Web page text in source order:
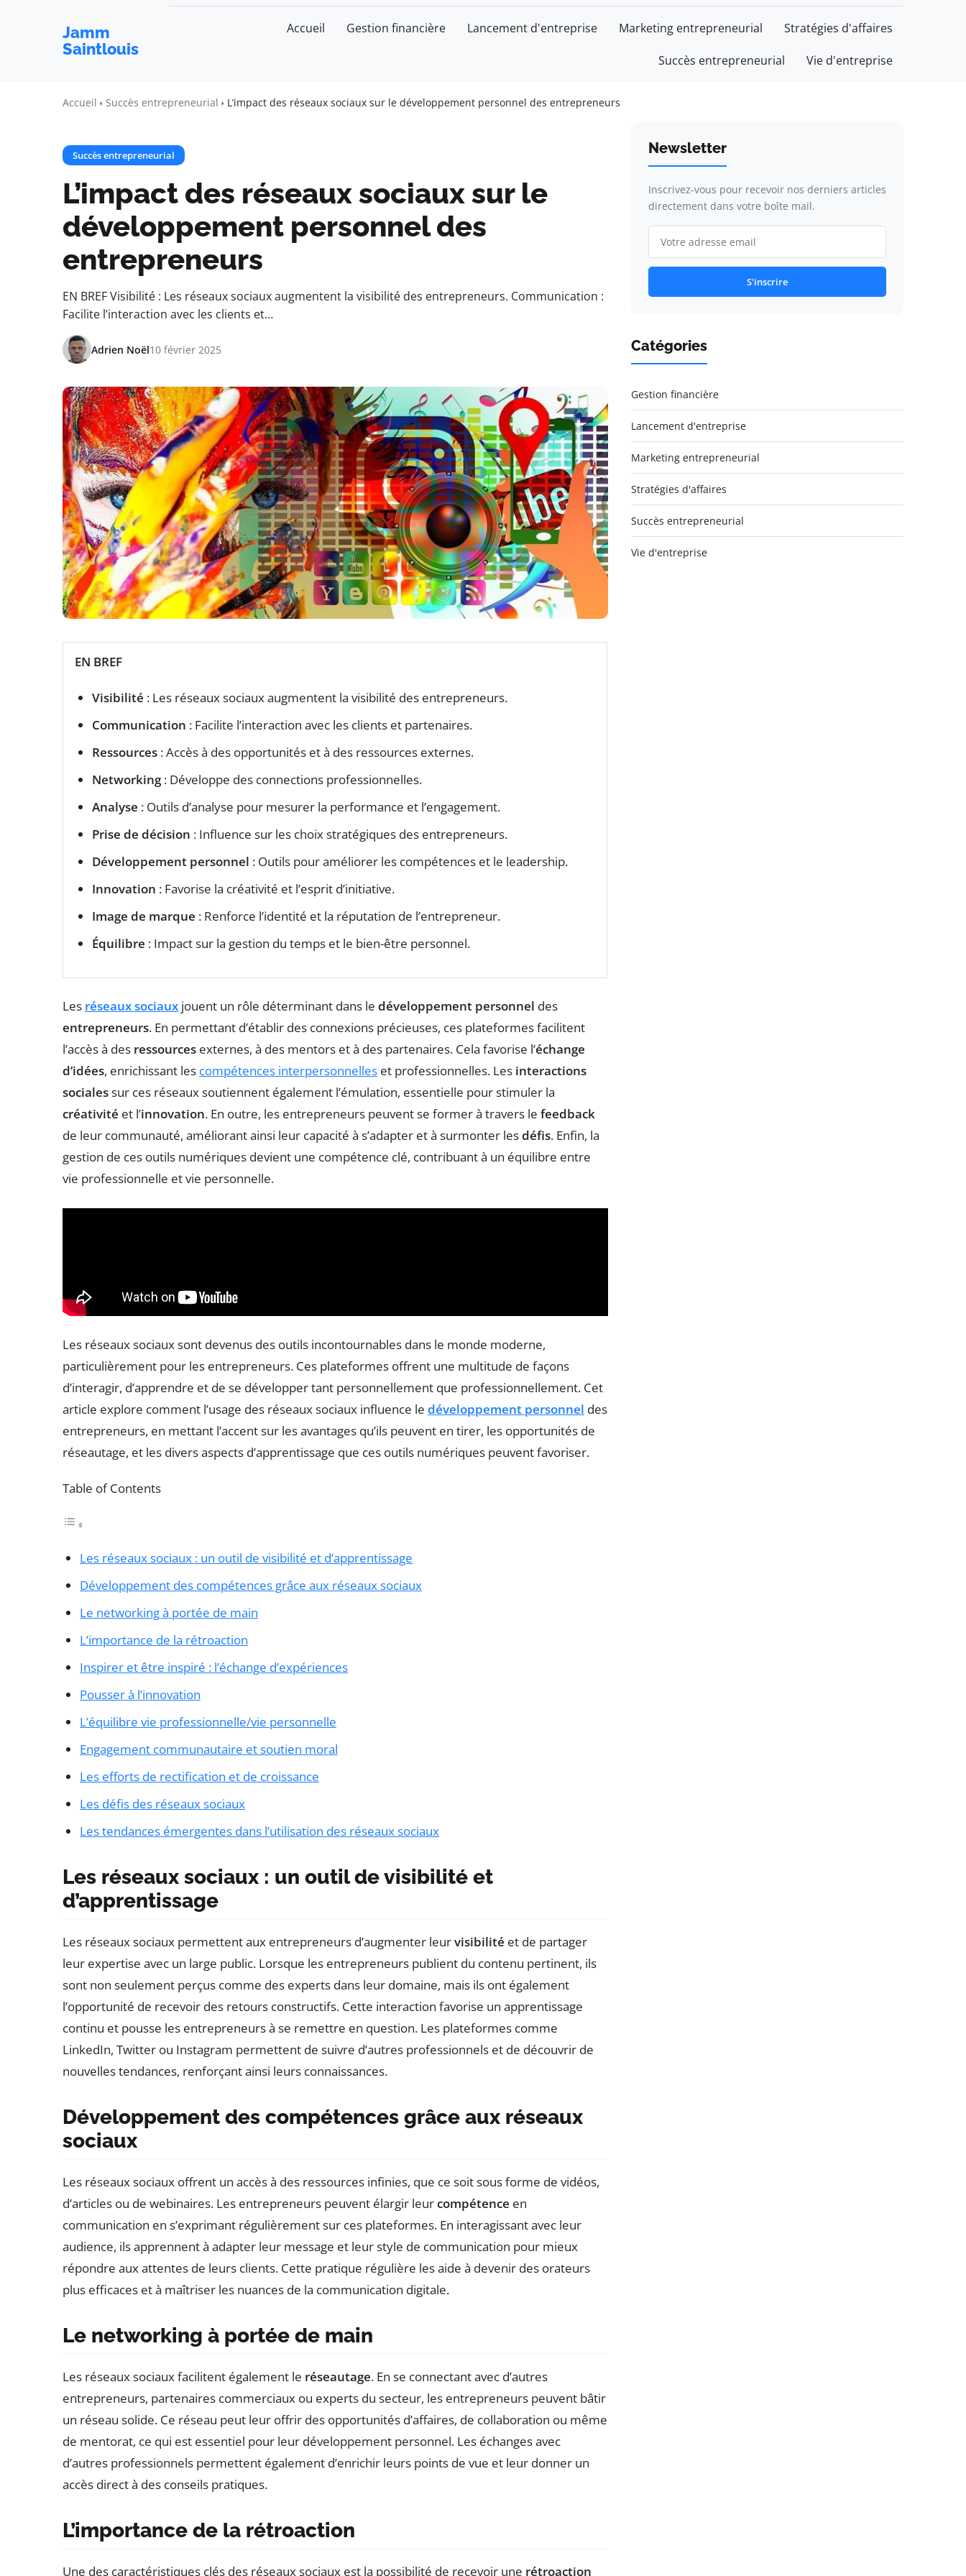
Jamm
Saintlouis
Accueil Gestion financière Lancement d'entreprise Marketing entrepreneurial Stratégies d'affaires
Succès entrepreneurial Vie d'entreprise
Accueil Succès entrepreneurial L’impact des réseaux sociaux sur le développement personnel des entrepreneurs
Succès entrepreneurial
L’impact des réseaux sociaux sur le
développement personnel des
entrepreneurs
EN BREF Visibilité : Les réseaux sociaux augmentent la visibilité des entrepreneurs. Communication :
Facilite l’interaction avec les clients et…
Adrien Noël10 février 2025
EN BREF
Visibilité : Les réseaux sociaux augmentent la visibilité des entrepreneurs.
Communication : Facilite l’interaction avec les clients et partenaires.
Ressources : Accès à des opportunités et à des ressources externes.
Networking: Développe des connections professionnelles.
Analyse : Outils d’analyse pour mesurer la performance et l’engagement.
Prise de décision : Influence sur les choix stratégiques des entrepreneurs.
Développement personnel : Outils pour améliorer les compétences et le leadership.
Innovation : Favorise la créativité et l’esprit d’initiative.
Image de marque : Renforce l’identité et la réputation de l’entrepreneur.
Équilibre : Impact sur la gestion du temps et le bien-être personnel.
Les réseaux sociaux jouent un rôle déterminant dans le développement personnel des
entrepreneurs. En permettant d’établir des connexions précieuses, ces plateformes facilitent
l’accès à des ressources externes, à des mentors et à des partenaires. Cela favorise l’échange
d’idées, enrichissant les compétences interpersonnelles et professionnelles. Les interactions
socialessur ces réseaux soutiennent également l’émulation, essentielle pour stimuler la
créativité et l’innovation. En outre, les entrepreneurs peuvent se former à travers le feedback
de leur communauté, améliorant ainsi leur capacité à s’adapter et à surmonter lesdéfis. Enfin, la
gestion de ces outils numériques devient une compétence clé, contribuant à un équilibre entre
vie professionnelle et vie personnelle.
Les réseaux sociaux sont devenus des outils incontournables dans le monde moderne,
particulièrement pour les entrepreneurs. Ces plateformes offrent une multitude de façons
d’interagir, d’apprendre et de se développer tant personnellement que professionnellement. Cet
article explore comment l’usage des réseaux sociaux influence le développement personnel des
entrepreneurs, en mettant l’accent sur les avantages qu’ils peuvent en tirer, les opportunités de
réseautage, et les divers aspects d’apprentissage que ces outils numériques peuvent favoriser.
Table of Contents
Les réseaux sociaux : un outil de visibilité et d’apprentissage
Développement des compétences grâce aux réseaux sociaux
Le networking à portée de main
L’importance de la rétroaction
Inspirer et être inspiré : l’échange d’expériences
Pousser à l’innovation
L’équilibre vie professionnelle/vie personnelle
Engagement communautaire et soutien moral
Les efforts de rectification et de croissance
Les défis des réseaux sociaux
Les tendances émergentes dans l’utilisation des réseaux sociaux
Les réseaux sociaux : un outil de visibilité et
d’apprentissage
Les réseaux sociaux permettent aux entrepreneurs d’augmenter leurvisibilité et de partager
leur expertise avec un large public. Lorsque les entrepreneurs publient du contenu pertinent, ils
sont non seulement perçus comme des experts dans leur domaine, mais ils ont également
l’opportunité de recevoir des retours constructifs. Cette interaction favorise un apprentissage
continu et pousse les entrepreneurs à se remettre en question. Les plateformes comme
LinkedIn, Twitter ou Instagram permettent de suivre d’autres professionnels et de découvrir de
nouvelles tendances, renforçant ainsi leurs connaissances.
Développement des compétences grâce aux réseaux
sociaux
Les réseaux sociaux offrent un accès à des ressources infinies, que ce soit sous forme de vidéos,
d’articles ou de webinaires. Les entrepreneurs peuvent élargir leurcompétence en
communication en s’exprimant régulièrement sur ces plateformes. En interagissant avec leur
audience, ils apprennent à adapter leur message et leur style de communication pour mieux
répondre aux attentes de leurs clients. Cette pratique régulière les aide à devenir des orateurs
plus efficaces et à maîtriser les nuances de la communication digitale.
Le networking à portée de main
Les réseaux sociaux facilitent également le réseautage. En se connectant avec d’autres
entrepreneurs, partenaires commerciaux ou experts du secteur, les entrepreneurs peuvent bâtir
un réseau solide. Ce réseau peut leur offrir des opportunités d’affaires, de collaboration ou même
de mentorat, ce qui est essentiel pour leur développement personnel. Les échanges avec
d’autres professionnels permettent également d’enrichir leurs points de vue et leur donner un
accès direct à des conseils pratiques.
L’importance de la rétroaction
Une des caractéristiques clés des réseaux sociaux est la possibilité de recevoir une rétroaction
Newsletter
Inscrivez-vous pour recevoir nos derniers articles
directement dans votre boîte mail.
S'inscrire
Catégories
Gestion financière
Lancement d'entreprise
Marketing entrepreneurial
Stratégies d'affaires
Succès entrepreneurial
Vie d'entreprise